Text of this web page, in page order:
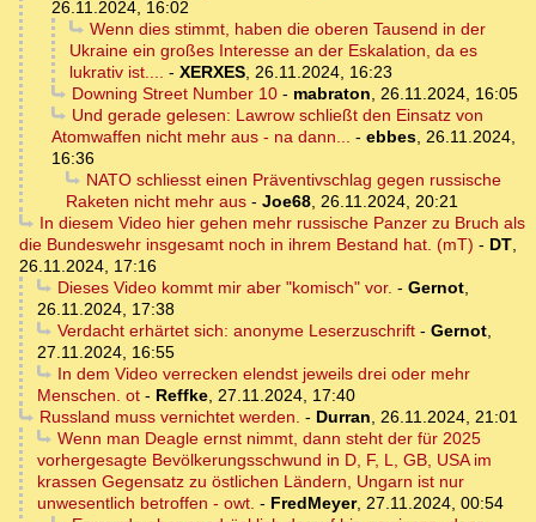
26.11.2024, 16:02
Wenn dies stimmt, haben die oberen Tausend in der
Ukraine ein großes Interesse an der Eskalation, da es
lukrativ ist.... - XERXES, 26.11.2024, 16:23
Downing Street Number 10- mabraton, 26.11.2024, 16:05
Und gerade gelesen: Lawrow schließt den Einsatz von
Atomwaffen nicht mehr aus - na dann... - ebbes, 26.11.2024,
16:36
NATO schliesst einen Präventivschlag gegen russische
Raketen nicht mehr aus - Joe68, 26.11.2024, 20:21
In diesem Video hier gehen mehr russische Panzer zu Bruch als
die Bundeswehr insgesamt noch in ihrem Bestand hat. (mT) - DT,
26.11.2024, 17:16
Dieses Video kommt mir aber "komisch" vor. - Gernot,
26.11.2024, 17:38
Verdacht erhärtet sich: anonyme Leserzuschrift- Gernot,
27.11.2024, 16:55
In dem Video verrecken elendst jeweils drei oder mehr
Menschen. ot - Reffke, 27.11.2024, 17:40
Russland muss vernichtet werden. - Durran, 26.11.2024, 21:01
Wenn man Deagle ernst nimmt, dann steht der für 2025
vorhergesagte Bevölkerungsschwund in D, F, L, GB, USA im
krassen Gegensatz zu östlichen Ländern, Ungarn ist nur
unwesentlich betroffen - owt. - FredMeyer, 27.11.2024, 00:54